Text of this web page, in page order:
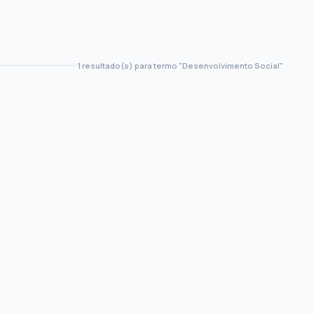
1 resultado(s) para termo "Desenvolvimento Social"